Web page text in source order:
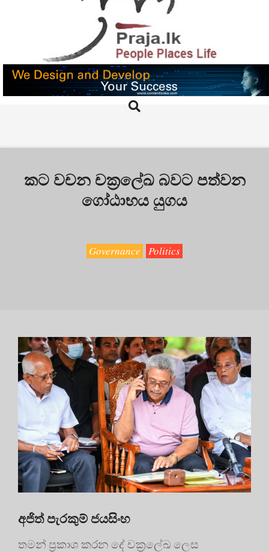
PRAJA.LK
Search
කට වචන චක්‍රලේඛ බවට පත්වන
ගෝඨාභය යුගය
Governance Politics
අජිත් පැරකුම් ජයසිංහ
තමන් ප්‍රකාශ කරන දේ චක්‍රලේඛ ලෙස